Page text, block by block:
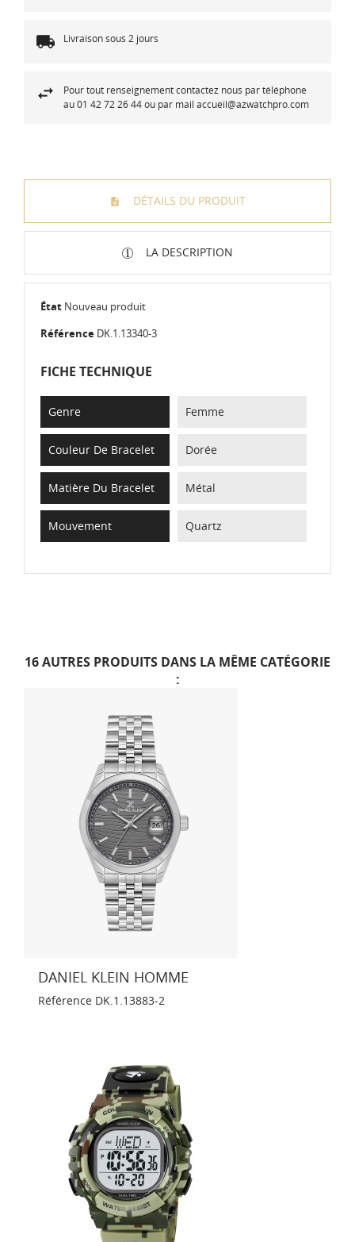
Livraison sous 2 jours
Pour tout renseignement contactez nous par téléphone
au 01 42 72 26 44 ou par mail accueil@azwatchpro.com
DÉTAILS DU PRODUIT
LA DESCRIPTION
État Nouveau produit
Référence DK.1.13340-3
FICHE TECHNIQUE
Genre Femme
Couleur De Bracelet Dorée
Matière Du Bracelet Métal
Mouvement Quartz
16 AUTRES PRODUITS DANS LA MÊME CATÉGORIE
:
DANIEL KLEIN HOMME
Référence DK.1.13883-2